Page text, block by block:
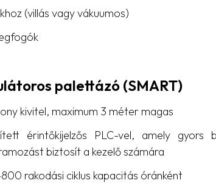
(villás vagy vákuumos)
palettázó (SMART)
kivitel, maximum 3 méter magas
érintőkijelzős PLC-vel, amely gyors
biztosít a kezelő számára
rakodási ciklus kapacitás óránként